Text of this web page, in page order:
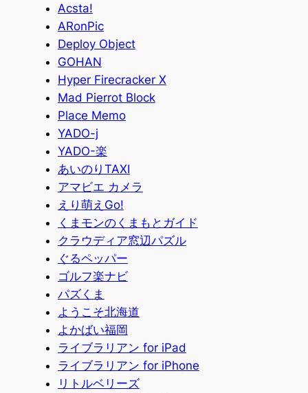
Acsta!
ARonPic
Deploy Object
GOHAN
Hyper Firecracker X
Mad Pierrot Block
Place Memo
YADO-j
YADO-楽
あいのりTAXI
アマビエ カメラ
えり萌えGo!
くまモンのくまもとガイド
クラウディア窓辺パズル
ぐるペッパー
ゴルフ楽ナビ
パズくま
ようこそ北海道
よかばい福岡
ライブラリアン for iPad
ライブラリアン for iPhone
リトルベリーズ